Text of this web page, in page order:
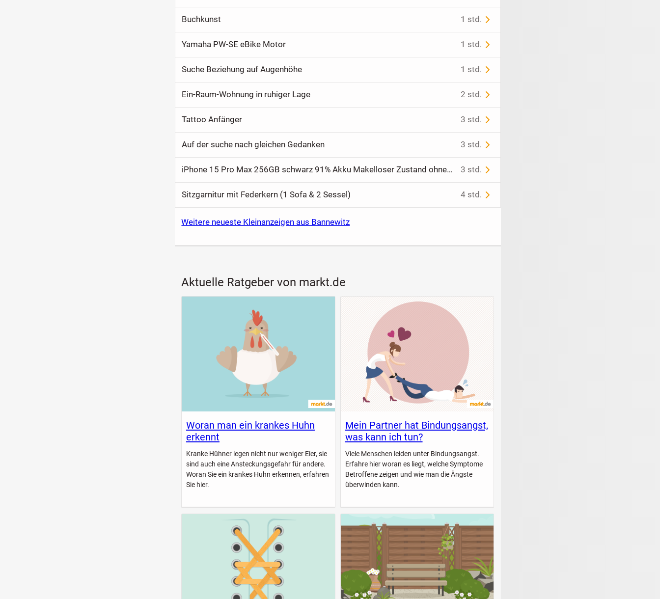
Buchkunst 1 std.
Yamaha PW-SE eBike Motor 1 std.
Suche Beziehung auf Augenhöhe 1 std.
Ein-Raum-Wohnung in ruhiger Lage 2 std.
Tattoo Anfänger 3 std.
Auf der suche nach gleichen Gedanken 3 std.
iPhone 15 Pro Max 256GB schwarz 91% Akku Makelloser Zustand ohne Beschädigungen 3 std.
Sitzgarnitur mit Federkern (1 Sofa & 2 Sessel) 4 std.
Weitere neueste Kleinanzeigen aus Bannewitz
Aktuelle Ratgeber von markt.de
Woran man ein krankes Huhn
erkennt
Kranke Hühner legen nicht nur weniger Eier, sie
sind auch eine Ansteckungsgefahr für andere.
Woran Sie ein krankes Huhn erkennen, erfahren
Sie hier.
Mein Partner hat Bindungsangst,
was kann ich tun?
Viele Menschen leiden unter Bindungsangst.
Erfahre hier woran es liegt, welche Symptome
Betroffene zeigen und wie man die Ängste
überwinden kann.